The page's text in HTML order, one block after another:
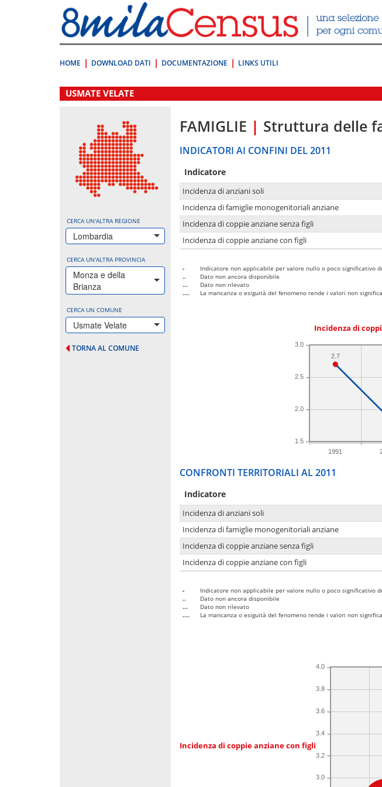
direttamente
a:
Contenuto
HOME DOWNLOAD DATI DOCUMENTAZIONE LINKS UTILI
USMATE VELATE
CERCA UN'ALTRA REGIONE
Lombardia
CERCA UN'ALTRA PROVINCIA
Monza e della
Brianza
CERCA UN COMUNE
Usmate Velate
TORNA AL COMUNE
FAMIGLIE | Struttura delle
INDICATORI AI CONFINI DEL 2011
Indicatore
Incidenza di anziani soli
Incidenza di famiglie monogenitoriali anziane
Incidenza di coppie anziane senza figli
Incidenza di coppie anziane con figli
-
Indicatore non applicabile per valore nullo o poco significativo
..
Dato non ancora disponibile
...
Dato non rilevato
....
La mancanza o esiguità del fenomeno rende i valori non
Incidenza di
1991
1.5
2.0
2.5
3.0
2.7
CONFRONTI TERRITORIALI AL 2011
Indicatore
Incidenza di anziani soli
Incidenza di famiglie monogenitoriali anziane
Incidenza di coppie anziane senza figli
Incidenza di coppie anziane con figli
-
Indicatore non applicabile per valore nullo o poco significativo
..
Dato non ancora disponibile
...
Dato non rilevato
....
La mancanza o esiguità del fenomeno rende i valori non
Incidenza di coppie anziane con figli
3.0
3.2
3.4
3.6
3.8
4.0